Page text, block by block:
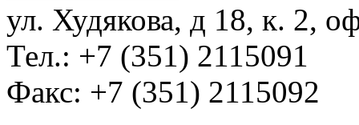
ул. Худякова, д 18, к. 2,
Тел.: +7 (351) 2115091
Факс: +7 (351) 2115092